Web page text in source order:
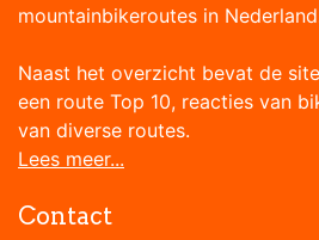
mountainbikeroutes in
Naast het overzicht bevat de
een route Top 10, reacties van
van diverse routes.
Lees meer...
Contact